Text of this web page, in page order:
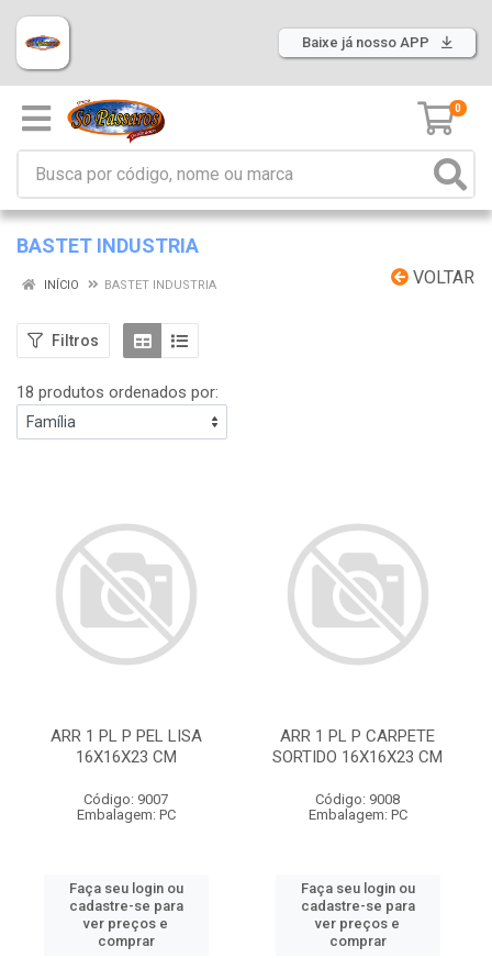
Baixe já nosso APP
0
BASTET INDUSTRIA
VOLTAR
INÍCIO BASTET INDUSTRIA
Filtros
18 produtos ordenados por:
ARR 1 PL P PEL LISA
16X16X23 CM
Código: 9007
Embalagem: PC
Faça seu login ou
cadastre-se para
ver preços e
comprar
ARR 1 PL P CARPETE
SORTIDO 16X16X23 CM
Código: 9008
Embalagem: PC
Faça seu login ou
cadastre-se para
ver preços e
comprar